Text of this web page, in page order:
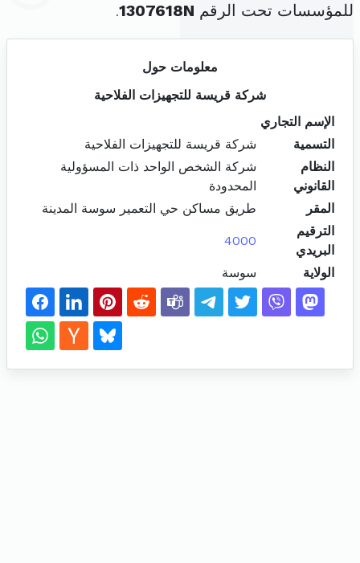
للمؤسسات تحت الرقم 1307618N
.
معلومات حول
شركة قريسة للتجهيزات الفلاحية
الإسم التجاري
التسمية
شركة قريسة للتجهيزات الفلاحية
النظام
القانوني
شركة الشخص الواحد ذات المسؤولية
المحدودة
المقر
طريق مساكن حي التعمير سوسة المدينة
الترقيم
البريدي
4000
الولاية سوسة